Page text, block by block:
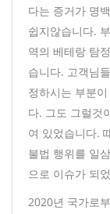
다는 증거가 명
쉽지않습니다.
역의 베테랑 탐
습니다. 고객님
정하시는 부분
다. 그도 그럴것
여 있었습니다.
불법 행위를 일
으로 이슈가 되
2020년 국가로